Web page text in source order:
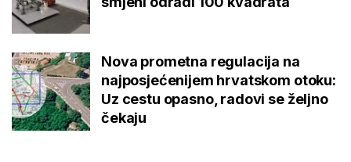
Nova prometna regulacija na
najposjećenijem hrvatskom otoku:
Uz cestu opasno, radovi se željno
čekaju